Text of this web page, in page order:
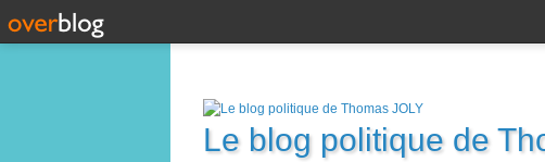
Le blog politique de